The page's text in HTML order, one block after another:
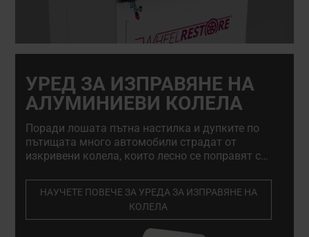
УРЕД ЗА ИЗПРАВЯНЕ НА
АЛУМИНИЕВИ КОЛЕЛА
Поради лошата пътна настилка и дупките по
пътищата много автомобили страдат от
изкривени колела, които лесно се поправят с
изправяне на колела е незаменима за
сервизите за алуминиеви джанти и за
НАУЧЕТЕ ПОВЕЧЕ ЗА УРЕДА ЗА ИЗПРАВЯНЕ НА
КОЛЕЛА